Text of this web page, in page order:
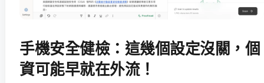
手機安全健檢：這幾個設定沒關，個
資可能早就在外流！